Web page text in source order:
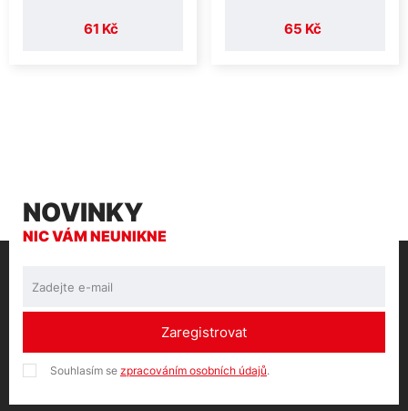
61 Kč 65 Kč
NOVINKY
NIC VÁM NEUNIKNE
Zaregistrovat
Souhlasím se zpracováním osobních údajů.